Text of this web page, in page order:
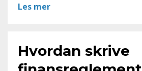
Les mer
Hvordan skrive